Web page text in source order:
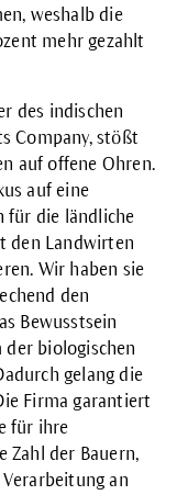
weshalb die
mehr gezahlt
des indischen
Company, stößt
auf offene Ohren.
auf eine
für die ländliche
den Landwirten
Wir haben sie
den
Bewusstsein
der biologischen
gelang die
Firma garantiert
für ihre
Zahl der Bauern,
an